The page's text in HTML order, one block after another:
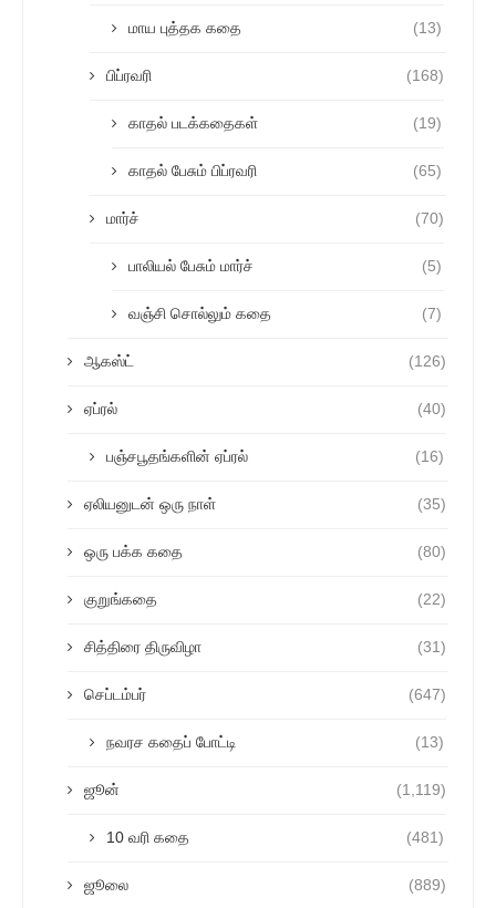
மாய புத்தக கதை (13)
பிப்ரவரி (168)
காதல் படக்கதைகள் (19)
காதல் பேசும் பிப்ரவரி (65)
மார்ச் (70)
பாலியல் பேசும் மார்ச் (5)
வஞ்சி சொல்லும் கதை (7)
ஆகஸ்ட் (126)
ஏப்ரல் (40)
பஞ்சபூதங்களின் ஏப்ரல் (16)
ஏலியனுடன் ஒரு நாள் (35)
ஒரு பக்க கதை (80)
குறுங்கதை (22)
சித்திரை திருவிழா (31)
செப்டம்பர் (647)
நவரச கதைப் போட்டி (13)
ஜூன் (1,119)
10 வரி கதை (481)
ஜூலை (889)